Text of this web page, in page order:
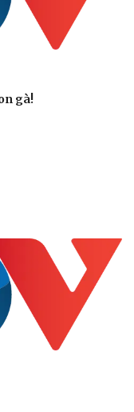
thời sự
đêm khuya
gà!